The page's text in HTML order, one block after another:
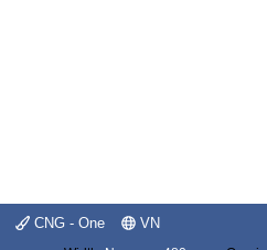
CNG - One VN